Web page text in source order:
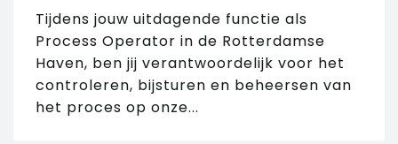
Tijdens jouw uitdagende functie als
Process Operator in de Rotterdamse
Haven, ben jij verantwoordelijk voor het
controleren, bijsturen en beheersen van
het proces op onze...